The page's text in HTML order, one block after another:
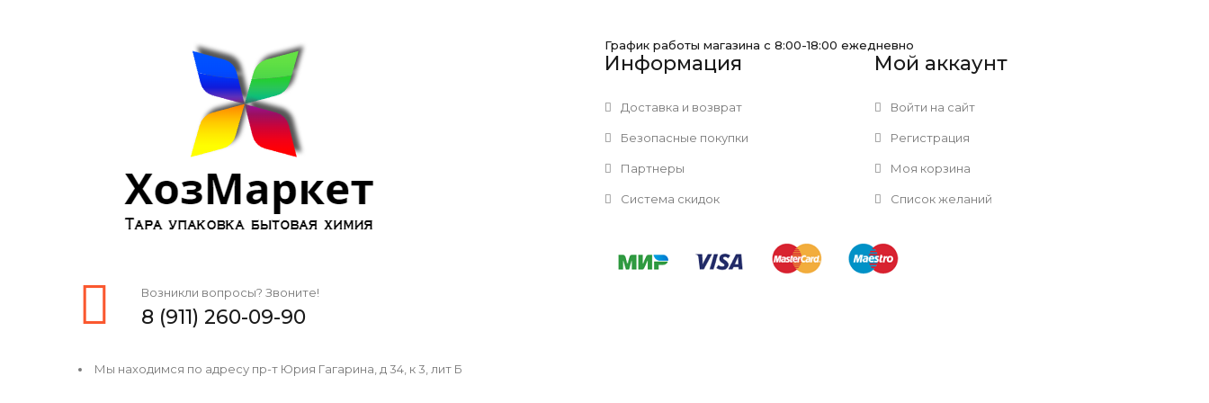
Возникли вопросы? Звоните!
8 (911) 260-09-90
Мы находимся по адресу пр-т Юрия Гагарина, д 34, к 3, лит Б
График работы магазина с 8:00-18:00 ежедневно
Информация
Доставка и возврат
Безопасные покупки
Партнеры
Система скидок
Мой аккаунт
Войти на сайт
Регистрация
Моя корзина
Список желаний